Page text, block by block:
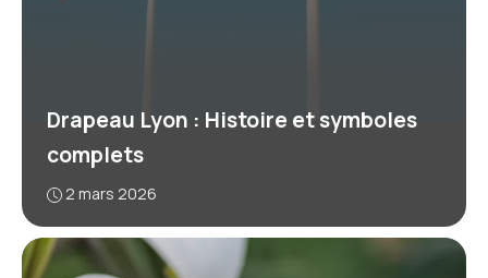
Drapeau Lyon : Histoire et symboles
complets
2 mars 2026